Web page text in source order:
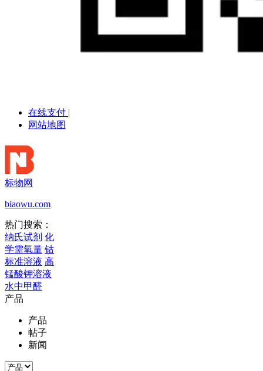
在线支付 |
网站地图
标物网
biaowu.com
热门搜索：
纳氏试剂 化
学需氧量 钴
标准溶液 高
锰酸钾溶液
水中甲醛
产品
产品
帖子
新闻